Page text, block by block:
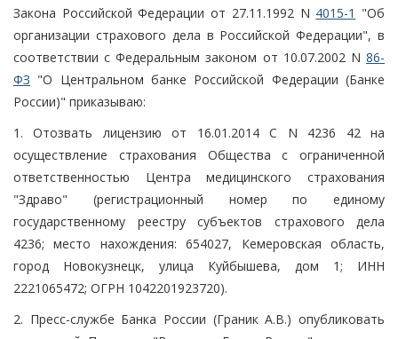
Закона Российской Федерации от 27.11.1992 N 4015-1 "Об
организации страхового дела в Российской Федерации", в
соответствии с Федеральным законом от 10.07.2002 N 86-
ФЗ "О Центральном банке Российской Федерации (Банке
России)" приказываю:
1. Отозвать лицензию от 16.01.2014 С N 4236 42 на
осуществление страхования Общества с ограниченной
ответственностью Центра медицинского страхования
"Здраво" (регистрационный номер по единому
государственному реестру субъектов страхового дела
4236; место нахождения: 654027, Кемеровская область,
город Новокузнецк, улица Куйбышева, дом 1; ИНН
2221065472; ОГРН 1042201923720).
2. Пресс-службе Банка России (Граник А.В.) опубликовать